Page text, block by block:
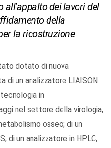
dei lavori del
della
la ricostruzione
dotato di nuova
di un analizzatore LIAISON
in
nel settore della virologia,
osseo; di un
di un analizzatore in HPLC,